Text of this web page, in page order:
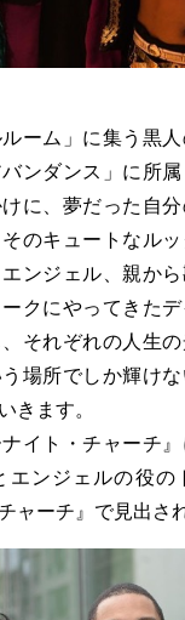
ーム」に集う黒人
ンダンス」に所属
に、夢だった自
のキュートなル
ンジェル、親か
クにやってきた
それぞれの人生
場所でしか輝け
きます。
ナイト・チャーチ
エンジェルの役の
ャーチ』で見出さ